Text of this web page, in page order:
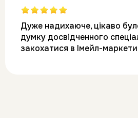
Дуже надихаюче, цікаво
думку досвідченного
закохатися в Імейл-